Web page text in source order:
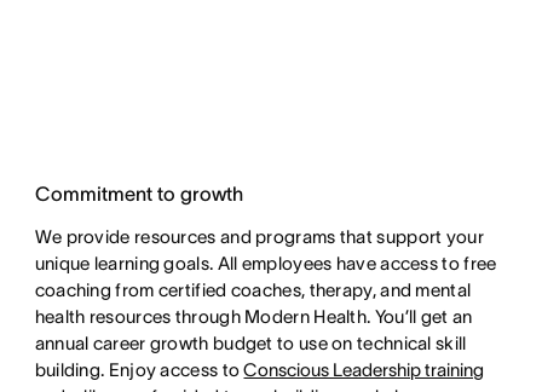
Commitment to growth
We provide resources and programs that support your
unique learning goals. All employees have access to free
coaching from certified coaches, therapy, and mental
health resources through Modern Health. You’ll get an
annual career growth budget to use on technical skill
building. Enjoy access toConscious Leadership training